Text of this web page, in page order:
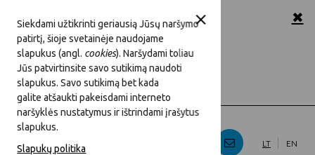
Siekdami užtikrinti geriausią Jūsų naršymo
patirtį, šioje svetainėje naudojame
slapukus (angl. cookies). Naršydami toliau
Jūs patvirtinsite savo sutikimą naudoti
slapukus. Savo sutikimą bet kada
galite atšaukti pakeisdami interneto
naršyklės nustatymus ir ištrindami įrašytus
slapukus.
Slapukų politika
Šriftas: A
Fonas: baltas Juoda
Iliustracijos: Rodyti Slėpti
✖
LT EN